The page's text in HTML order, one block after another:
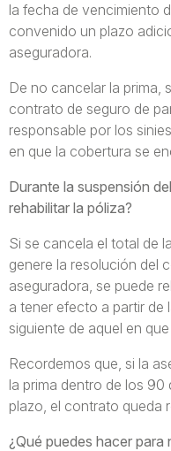
la fecha de vencimiento
convenido un plazo
aseguradora.
De no cancelar la prima,
contrato de seguro de
responsable por los
en que la cobertura se
Durante la suspensión
rehabilitar la póliza?
Si se cancela el total de
genere la resolución del
aseguradora, se puede
a tener efecto a partir de
siguiente de aquel en
Recordemos que, si la
la prima dentro de los 90
plazo, el contrato queda
¿Qué puedes hacer para